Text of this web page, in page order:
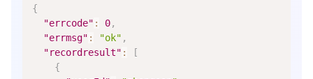
{
"errcode" : 0,
"errmsg" : "ok" ,
"recordresult" :
[
{